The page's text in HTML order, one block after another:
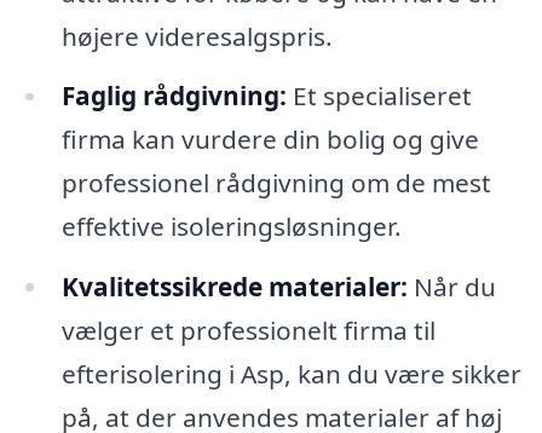
højere videresalgspris.
Faglig rådgivning: Et specialiseret
firma kan vurdere din bolig og give
professionel rådgivning om de mest
effektive isoleringsløsninger.
Kvalitetssikrede materialer: Når du
vælger et professionelt firma til
efterisolering i Asp, kan du være sikker
på, at der anvendes materialer af høj